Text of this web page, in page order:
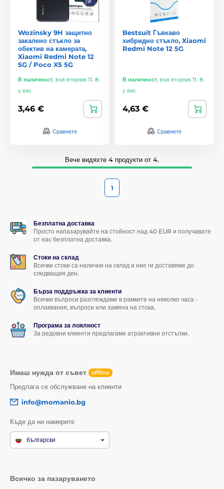
Wozinsky 9H защитно
закалено стъкло за
обектив на камерата,
Xiaomi Redmi Note 12
5G / Poco X5 5G
В наличност, във вторник 11. 8.
у вас
3,46 €
Сравнете
Bestsuit Гъвкаво
хибридно стъкло, Xiaomi
Redmi Note 12 5G
В наличност, във вторник 11. 8.
у вас
4,63 €
Сравнете
Вече видяхте 4 продукти от 4.
1
Безплатна доставка
Просто напазарувайте на стойност над 40 EUR и получавате
от нас безплатна доставка.
Стоки на склад
Всички стоки са налични на склад и ние ги доставяме до
следващия ден.
Бърза поддръжка за клиенти
Всички въпроси разглеждаме в рамките на няколко часа -
оплаквания, въпроси или замяна на стока.
Програма за лоялност
За редовни клиенти предлагаме атрактивни отстъпки.
Имаш нужда от съвет offline
Предлага се обслужване на клиенти
info@momanio.bg
Къде да ни намерите
български
Всичко за пазаруването